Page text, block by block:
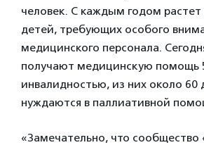
человек. С каждым годом растет
детей, требующих особого
медицинского персонала.
получают медицинскую помощь
инвалидностью, из них около 60
нуждаются в паллиативной
«Замечательно, что сообщество